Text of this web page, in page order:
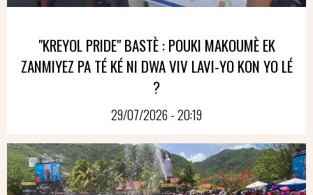
"KREYOL PRIDE" BASTÈ : POUKI MAKOUMÈ EK
ZANMIYEZ PA TÉ KÉ NI DWA VIV LAVI-YO KON YO LÉ
?
29/07/2026 - 20:19